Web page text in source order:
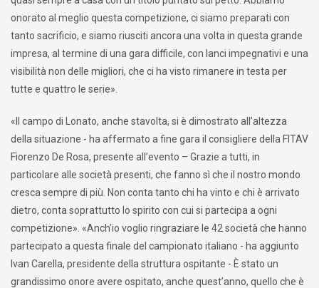
onorato al meglio questa competizione, ci siamo preparati con
tanto sacrificio, e siamo riusciti ancora una volta in questa grande
impresa, al termine di una gara difficile, con lanci impegnativi e una
visibilità non delle migliori, che ci ha visto rimanere in testa per
tutte e quattro le serie».
«Il campo di Lonato, anche stavolta, si è dimostrato all’altezza
della situazione - ha affermato a fine gara il consigliere della FITAV
Fiorenzo De Rosa, presente all’evento – Grazie a tutti, in
particolare alle società presenti, che fanno sì che il nostro mondo
cresca sempre di più. Non conta tanto chi ha vinto e chi è arrivato
dietro, conta soprattutto lo spirito con cui si partecipa a ogni
competizione». «Anch’io voglio ringraziare le 42 società che hanno
partecipato a questa finale del campionato italiano - ha aggiunto
Ivan Carella, presidente della struttura ospitante - È stato un
grandissimo onore avere ospitato, anche quest’anno, quello che è